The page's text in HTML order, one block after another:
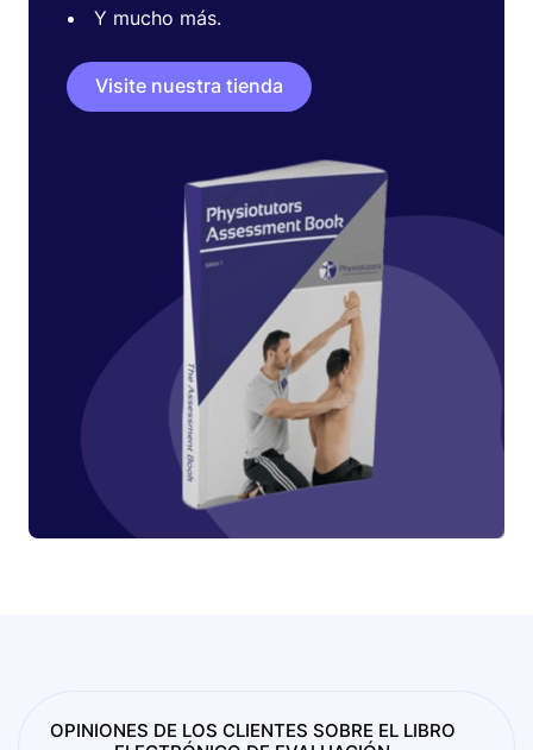
Y mucho más.
Visite nuestra tienda
OPINIONES DE LOS CLIENTES SOBRE EL LIBRO